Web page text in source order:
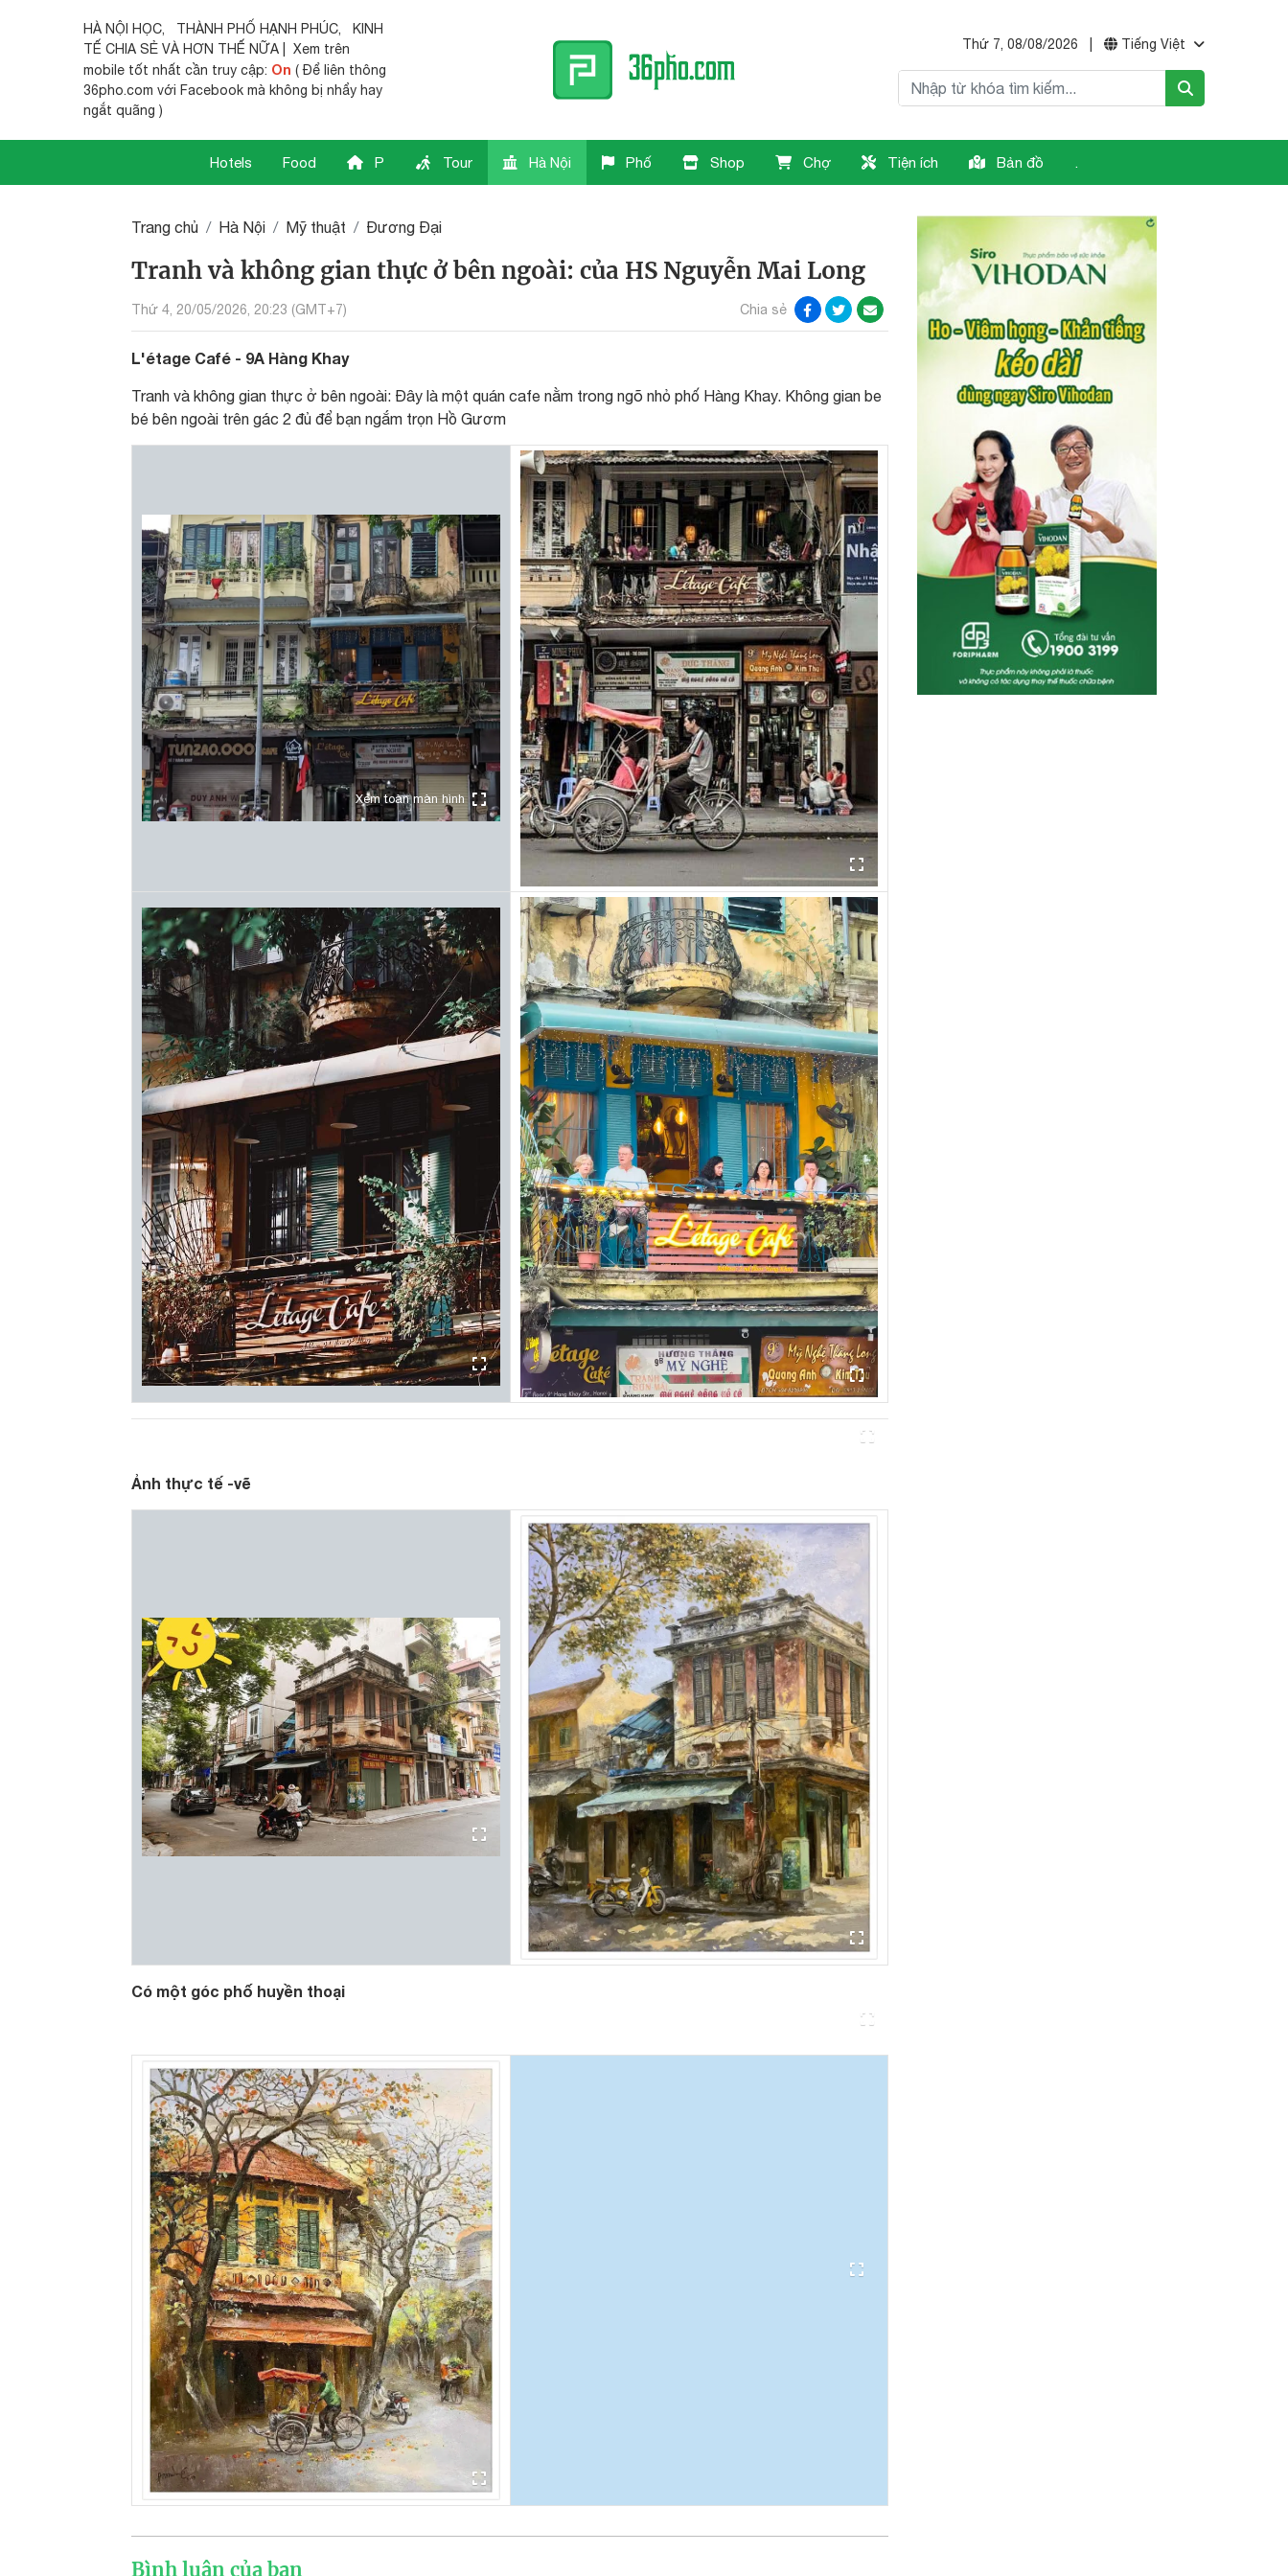
HÀ NỘI HỌC, THÀNH PHỐ HẠNH PHÚC,
KINH
TẾ CHIA SẺ VÀ HƠN THẾ NỮA | Xem trên
mobile tốt nhất cần truy cập: On ( Để liên thông
36pho.com với Facebook mà không bị nhẩy hay
ngắt quãng )
Thứ 7, 08/08/2026 Tiếng Việt
Hotels Food P Tour Hà Nội Phố Shop Chợ Tiện ích Bản đồ .
Trang chủ Hà Nội Mỹ thuật Đương Đại
Tranh và không gian thực ở bên ngoài: của HS Nguyễn Mai Long
Thứ 4, 20/05/2026, 20:23 (GMT+7) Chia sẻ
L'étage Café - 9A Hàng Khay
Tranh và không gian thực ở bên ngoài: Đây là một quán cafe nằm trong ngõ nhỏ phố Hàng Khay. Không gian be
bé bên ngoài trên gác 2 đủ để bạn ngắm trọn Hồ Gươm
Xem toàn màn hình
Ảnh thực tế -vẽ
Có một góc phố huyền thoại
Bình luận của bạn